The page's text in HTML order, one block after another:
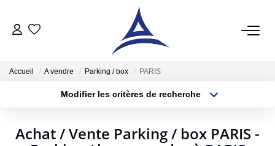
VENTES
Acheter
Accueil A vendre Parking / box PARIS
Modifier les critères de recherche
Surface min Budget max
Achat / Vente Parking / box PARIS -